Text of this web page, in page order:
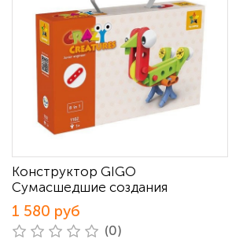
Конструктор GIGO
Сумасшедшие создания
1 580 руб
(0)